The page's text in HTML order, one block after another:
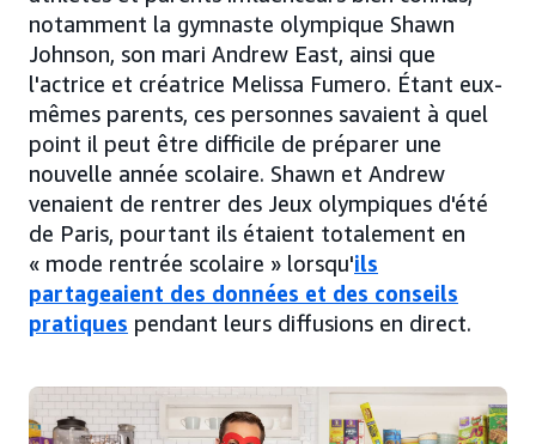
notamment la gymnaste olympique Shawn
Johnson, son mari Andrew East, ainsi que
l'actrice et créatrice Melissa Fumero. Étant eux-
mêmes parents, ces personnes savaient à quel
point il peut être difficile de préparer une
nouvelle année scolaire. Shawn et Andrew
venaient de rentrer des Jeux olympiques d'été
de Paris, pourtant ils étaient totalement en
« mode rentrée scolaire » lorsqu'ils
partageaient des données et des conseils
pratiques pendant leurs diffusions en direct.